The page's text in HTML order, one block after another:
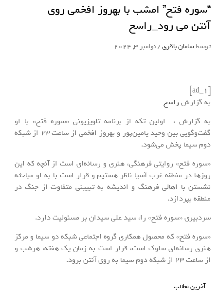
“سوره فتح” امشب با بهروز افخمی روی
آنتن می رود_راسخ
توسطسامان باقری/نوامبر 3, 2024
[ad_1]
به گزارش راسخ
به گزارش ، اولین تکه از برنامه تلویزیونی «سوره فتح» با او
گفت‌وگویی بین وحید یامین‌پور و بهروز افخمی از ساعت 23 از شبکه
دوم سیما پخش می‌شود.
«سوره فتح» روایتی فرهنگی، هنری و رسانه‌ای است از آنچه که این
روزها در منطقه غرب آسیا ناظر هستیم و قرار است با به او مباحثه
نشستن با اهالی فرهنگ و اندیشه به تبیینی متفاوت از جنگ در
منطقه بپردازد.
سردبیری «سوره فتح» را، سید علی سیدان بر مسئولیت دارد.
«سوره فتح» که محصول همکاری گروه اجتماعی شبکه دو سیما و مرکز
هنری رسانه‌ای سلوک است، قرار است به زمان یک هفته، هرشب و
از ساعت 23 از شبکه دوم سیما به روی آنتن برود.
آخرین مطالب